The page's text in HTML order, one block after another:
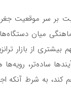
بر سر موقعیت
میان
از بازار
ساده‌تر،
کند، به شرط